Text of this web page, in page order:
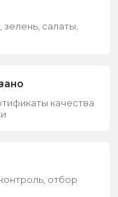
салаты,
качества
отбор